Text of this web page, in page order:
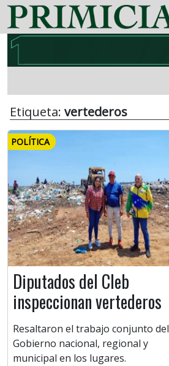
Etiqueta: vertederos
POLÍTICA
Diputados del Cleb
inspeccionan vertederos
Resaltaron el trabajo conjunto del
Gobierno nacional, regional y
municipal en los lugares.